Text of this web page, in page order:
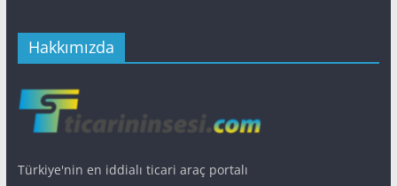
Hakkımızda
Türkiye'nin en iddialı ticari araç portalı